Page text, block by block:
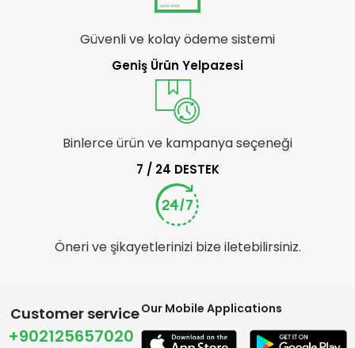
Güvenli ve kolay ödeme sistemi
Geniş Ürün Yelpazesi
Binlerce ürün ve kampanya seçeneği
7 / 24 DESTEK
Öneri ve şikayetlerinizi bize iletebilirsiniz.
Customer service
+902125657020
Our Mobile Applications